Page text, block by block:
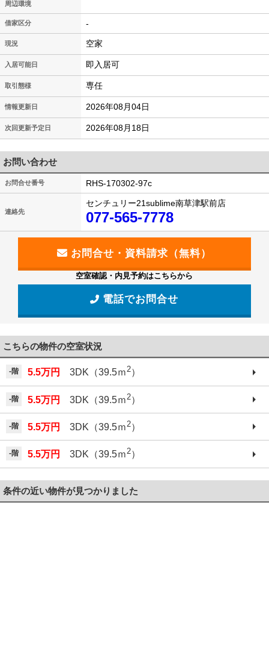
周辺環境
借家区分 -
現況 空家
入居可能日 即入居可
取引態様 専任
情報更新日 2026年08月04日
次回更新予定日 2026年08月18日
お問い合わせ
お問合せ番号 RHS-170302-97c
連絡先
センチュリー21sublime南草津駅前店
077-565-7778
空室確認・内見予約はこちらから
電話でお問合せ
こちらの物件の空室状況
-階 5.5万円 3DK（39.5ｍ2）
-階 5.5万円 3DK（39.5ｍ 2）
-階 5.5万円 3DK（39.5ｍ 2）
-階 5.5万円 3DK（39.5ｍ2）
条件の近い物件が見つかりました